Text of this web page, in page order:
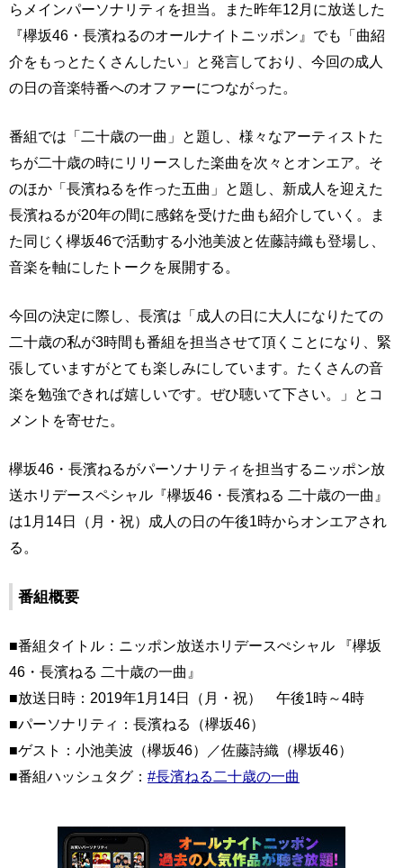
らメインパーソナリティを担当。また昨年12月に放送した
『欅坂46・長濱ねるのオールナイトニッポン』でも「曲紹
介をもっとたくさんしたい」と発言しており、今回の成人
の日の音楽特番へのオファーにつながった。
番組では「二十歳の一曲」と題し、様々なアーティストた
ちが二十歳の時にリリースした楽曲を次々とオンエア。そ
のほか「長濱ねるを作った五曲」と題し、新成人を迎えた
長濱ねるが20年の間に感銘を受けた曲も紹介していく。ま
た同じく欅坂46で活動する小池美波と佐藤詩織も登場し、
音楽を軸にしたトークを展開する。
今回の決定に際し、長濱は「成人の日に大人になりたての
二十歳の私が3時間も番組を担当させて頂くことになり、緊
張していますがとても楽しみにしています。たくさんの音
楽を勉強できれば嬉しいです。ぜひ聴いて下さい。」とコ
メントを寄せた。
欅坂46・長濱ねるがパーソナリティを担当するニッポン放
送ホリデースペシャル『欅坂46・長濱ねる 二十歳の一曲』
は1月14日（月・祝）成人の日の午後1時からオンエアされ
る。
番組概要
■番組タイトル：ニッポン放送ホリデースぺシャル 『欅坂
46・長濱ねる 二十歳の一曲』
■放送日時：2019年1月14日（月・祝） 午後1時～4時
■パーソナリティ：長濱ねる（欅坂46）
■ゲスト：小池美波（欅坂46）／佐藤詩織（欅坂46）
■番組ハッシュタグ： #長濱ねる二十歳の一曲